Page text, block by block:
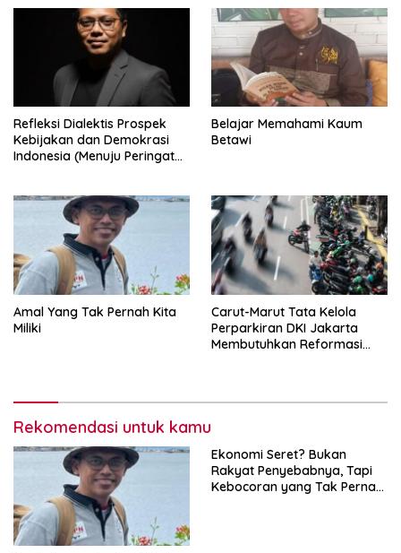
Refleksi Dialektis Prospek
Kebijakan dan Demokrasi
Indonesia (Menuju Peringatan
Belajar Memahami Kaum
Betawi
Amal Yang Tak Pernah Kita
Miliki
Carut-Marut Tata Kelola
Perparkiran DKI Jakarta
Membutuhkan Reformasi
Rekomendasi untuk kamu
Ekonomi Seret? Bukan
Rakyat Penyebabnya, Tapi
Kebocoran yang Tak Pernah